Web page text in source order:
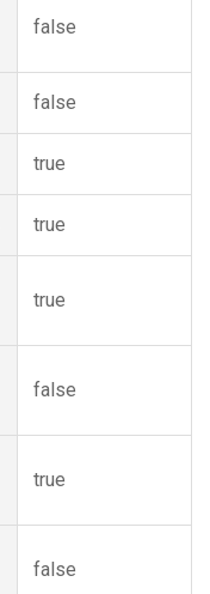
false
false
true
true
true
false
true
false